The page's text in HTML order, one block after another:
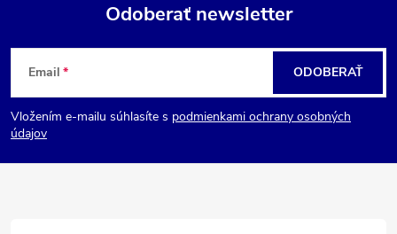
Z
á
p
Odoberať newsletter
Email
Vložením e-mailu súhlasíte s podmienkami ochrany osobných
údajov
ODOBERAŤ